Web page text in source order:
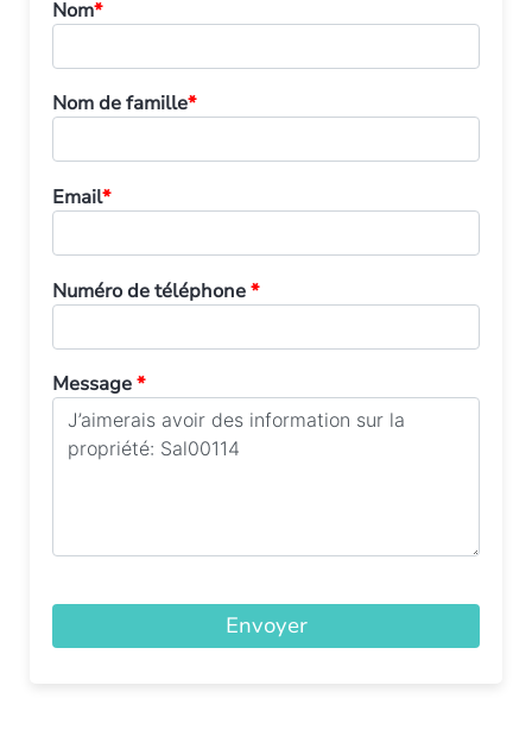
Nom*
Nom de famille*
Email*
Numéro de téléphone*
Message*
Envoyer